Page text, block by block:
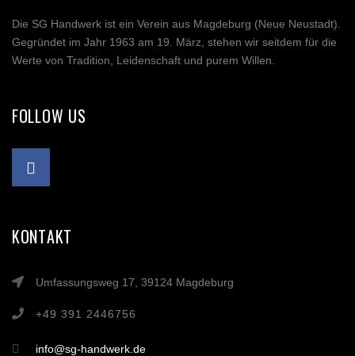
Die SG Handwerk ist ein Verein aus Magdeburg (Neue Neustadt).
Gegründet im Jahr 1963 am 19. März, stehen wir seitdem für die
Werte von Tradition, Leidenschaft und purem Willen.
FOLLOW US
KONTAKT
Umfassungsweg 17, 39124 Magdeburg
+49 391 2446756
info@sg-handwerk.de